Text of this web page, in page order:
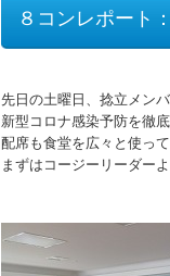
８コンレポート
先日の土曜日、捻立メン
新型コロナ感染予防を徹
配席も食堂を広々と使っ
まずはコージーリーダー